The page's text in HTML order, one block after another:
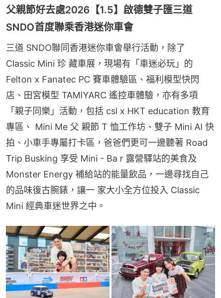
父親節好去處2026【1.5】啟德雙子匯三道
SNDO首度聯乘香港迷你車會
三道 SNDO聯同香港迷你車會舉行活動，除了
Classic Mini 珍 藏車展，現場有「車迷必玩」的
Felton x Fanatec PC 賽車體驗區、福利模型快閃
店、田宮模型 TAMIYARC 遙控車體驗，亦有多項
「親子同樂」活動，包括 csl x HKT education 教育
專區、 Mini Me 父 親節 T 恤工作坊、雙子 Mini AI 快
拍、小車手專屬打卡區，爸爸們更可一邊聽著 Road
Trip Busking 享受 Mini - Ba r 露營驛站的美食及
Monster Energy 補給站的能量飲品，一邊尋找自己
的品味復古腕錶，讓一 家大小全方位投入 Classic
Mini 經典車迷世界之中。